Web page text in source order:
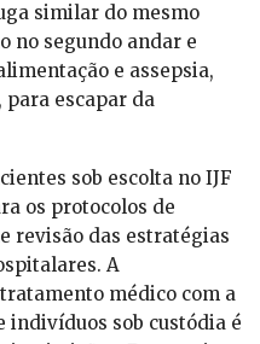
similar do mesmo
no segundo andar e
e assepsia,
para escapar da
sob escolta no IJF
os protocolos de
revisão das estratégias
A
médico com a
indivíduos sob custódia é